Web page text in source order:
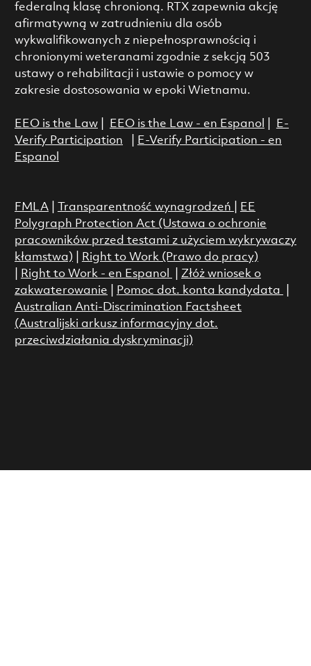
federalną klasę chronioną. RTX zapewnia akcję
afirmatywną w zatrudnieniu dla osób
wykwalifikowanych z niepełnosprawnością i
chronionymi weteranami zgodnie z sekcją 503
ustawy o rehabilitacji i ustawie o pomocy w
zakresie dostosowania w epoki Wietnamu.
EEO is the Law| EEO is the Law - en Espanol
E-
Verify Participation
E-Verify Participation - en
Espanol
FMLA| Transparentność wynagrodzeń
EE
Polygraph Protection Act (Ustawa o ochronie
pracowników przed testami z użyciem wykrywaczy
kłamstwa)
Right to Work (Prawo do pracy)
Right to Work - en Espanol
Złóż wniosek o
zakwaterowanie
Pomoc dot. konta kandydata
Australian Anti-Discrimination Factsheet
(Australijski arkusz informacyjny dot.
przeciwdziałania dyskryminacji)